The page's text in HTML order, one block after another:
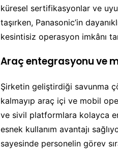
küresel sertifikasyonlar ve
taşırken, Panasonic’in
kesintisiz operasyon imkânı
Araç entegrasyonu ve
Şirketin geliştirdiği savunma
kalmayıp araç içi ve mobil
ve sivil platformlara kolayca
esnek kullanım avantajı
sayesinde personelin görev